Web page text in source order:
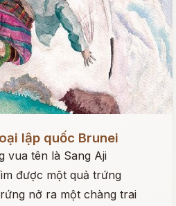
lập quốc Brunei
vua tên là Sang Aji
được một quả trứng
nở ra một chàng trai